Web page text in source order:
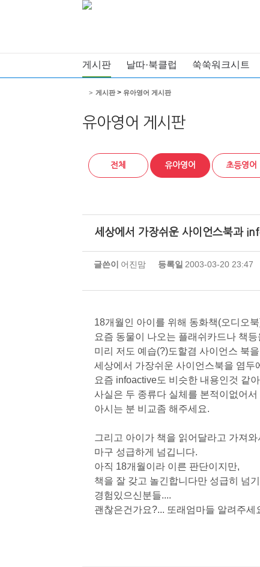
게시판 날따·북클럽 쑥쑥워크시트
유아영어 게시판
> 게시판> 유아영어 게시판
전체 유아영어 초등영어
세상에서 가장쉬운 사이언스북과
글쓴이 어진맘 등록일 2003-03-20 23:47
18개월인 아이를 위해 동화책(오디오
요즘 동물이 나오는 플래쉬카드나 책
미리 저도 예습(?)도할겸 사이언스 북
세상에서 가장쉬운 사이언스북을 염두
요즘 infoactive도 비슷한 내용인것 같
사실은 두 종류다 실체를 본적이없어서
아시는 분 비교좀 해주세요.
그리고 아이가 책을 읽어달라고 가져
마구 성급하게 넘깁니다.
아직 18개월이라 이른 판단이지만,
책을 잘 갖고 놀긴합니다만 성급히 넘
경험있으신분들....
괜찮은건가요?... 또래엄마들 알려주세